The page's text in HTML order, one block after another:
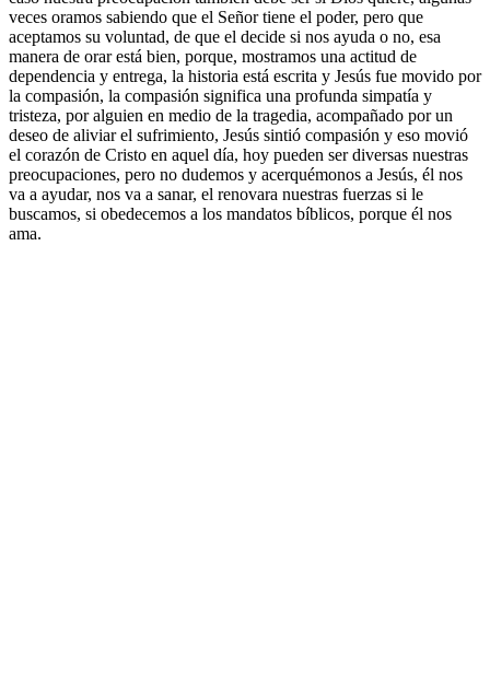
veces oramos sabiendo que el Señor tiene el poder, pero que
aceptamos su voluntad, de que el decide si nos ayuda o no, esa
manera de orar está bien, porque, mostramos una actitud de
dependencia y entrega, la historia está escrita y Jesús fue movido por
la compasión, la compasión significa una profunda simpatía y
tristeza, por alguien en medio de la tragedia, acompañado por un
deseo de aliviar el sufrimiento, Jesús sintió compasión y eso movió
el corazón de Cristo en aquel día, hoy pueden ser diversas nuestras
preocupaciones, pero no dudemos y acerquémonos a Jesús, él nos
va a ayudar, nos va a sanar, el renovara nuestras fuerzas si le
buscamos, si obedecemos a los mandatos bíblicos, porque él nos
ama.